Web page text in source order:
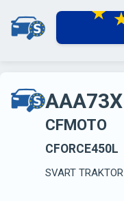
AAA73X
CFMOTO
CFORCE450L
SVART TRAKTOR